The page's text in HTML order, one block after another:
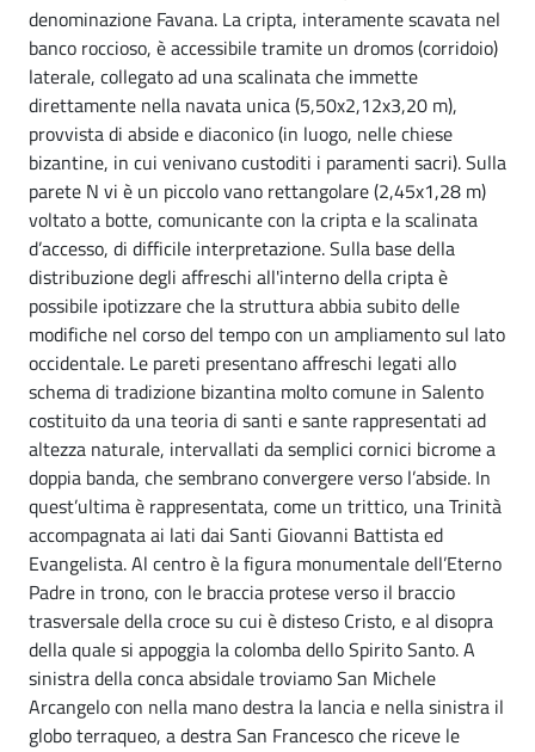
denominazione Favana. La cripta, interamente scavata nel
banco roccioso, è accessibile tramite un dromos (corridoio)
laterale, collegato ad una scalinata che immette
direttamente nella navata unica (5,50x2,12x3,20 m),
provvista di abside e diaconico (in luogo, nelle chiese
bizantine, in cui venivano custoditi i paramenti sacri). Sulla
parete N vi è un piccolo vano rettangolare (2,45x1,28 m)
voltato a botte, comunicante con la cripta e la scalinata
d’accesso, di difficile interpretazione. Sulla base della
distribuzione degli affreschi all'interno della cripta è
possibile ipotizzare che la struttura abbia subito delle
modifiche nel corso del tempo con un ampliamento sul lato
occidentale. Le pareti presentano affreschi legati allo
schema di tradizione bizantina molto comune in Salento
costituito da una teoria di santi e sante rappresentati ad
altezza naturale, intervallati da semplici cornici bicrome a
doppia banda, che sembrano convergere verso l’abside. In
quest’ultima è rappresentata, come un trittico, una Trinità
accompagnata ai lati dai Santi Giovanni Battista ed
Evangelista. Al centro è la figura monumentale dell’Eterno
Padre in trono, con le braccia protese verso il braccio
trasversale della croce su cui è disteso Cristo, e al disopra
della quale si appoggia la colomba dello Spirito Santo. A
sinistra della conca absidale troviamo San Michele
Arcangelo con nella mano destra la lancia e nella sinistra il
globo terraqueo, a destra San Francesco che riceve le